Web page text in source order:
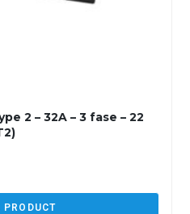
2 – 32A – 3 fase – 22
PRODUCT